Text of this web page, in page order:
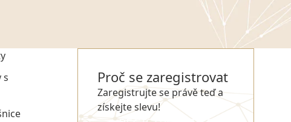
s
Proč se zaregistrovat
Zaregistrujte se právě teď a
získejte slevu!